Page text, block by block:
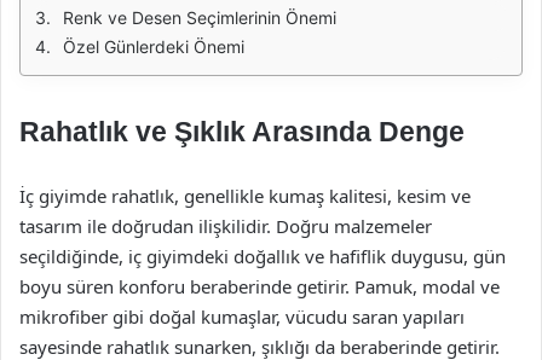
Renk ve Desen Seçimlerinin Önemi
Özel Günlerdeki Önemi
Rahatlık ve Şıklık Arasında Denge
İç giyimde rahatlık, genellikle kumaş kalitesi, kesim ve
tasarım ile doğrudan ilişkilidir. Doğru malzemeler
seçildiğinde, iç giyimdeki doğallık ve hafiflik duygusu, gün
boyu süren konforu beraberinde getirir. Pamuk, modal ve
mikrofiber gibi doğal kumaşlar, vücudu saran yapıları
sayesinde rahatlık sunarken, şıklığı da beraberinde getirir.